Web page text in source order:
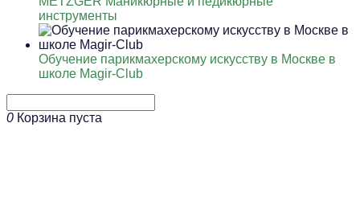
инструменты
Обучение парикмахерскому искусству в Москве в
школе Magir-Club
0 Корзина пуста